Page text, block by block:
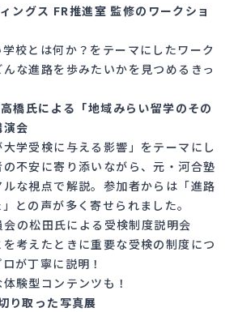
ングス FR推進室 監修のワークショ
校とは何か？をテーマにしたワーク
な進路を歩みたいかを見つめるきっ
橋氏による「地域みらい留学のその
会
大学受検に与える影響」をテーマにし
不安に寄り添いながら、元・河合塾
な視点で解説。参加者からは「進路
との声が多く寄せられました。
の松田氏による受検制度説明会
考えたときに重要な受検の制度につ
が丁寧に説明！
験型コンテンツも！
り取った写真展